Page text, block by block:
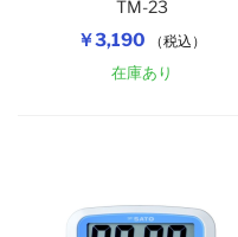
￥3,190 （税込）
TM-23
在庫あり